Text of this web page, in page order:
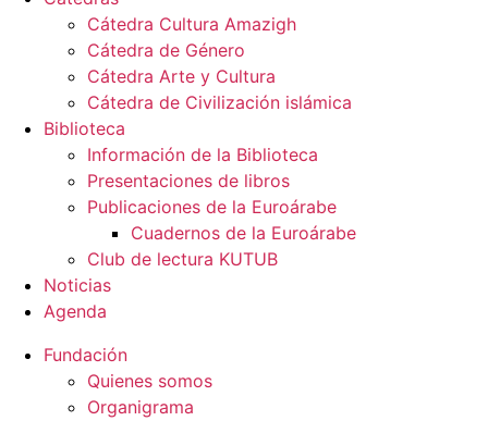
Cátedra Cultura Amazigh
Cátedra de Género
Cátedra Arte y Cultura
Cátedra de Civilización islámica
Biblioteca
Información de la Biblioteca
Presentaciones de libros
Publicaciones de la Euroárabe
Cuadernos de la Euroárabe
Club de lectura KUTUB
Noticias
Agenda
Fundación
Quienes somos
Organigrama